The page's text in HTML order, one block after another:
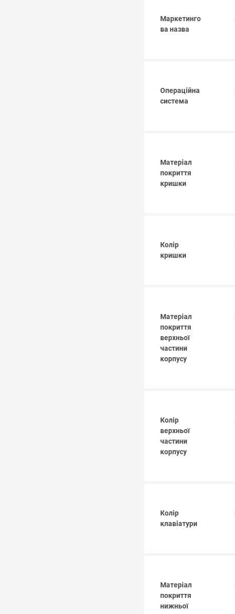
Маркетинго
ва назва
Операційна
система
Матеріал
покриття
кришки
Колір
кришки
Матеріал
покриття
верхньої
частини
корпусу
Колір
верхньої
частини
корпусу
Колір
клавіатури
Матеріал
покриття
нижньої